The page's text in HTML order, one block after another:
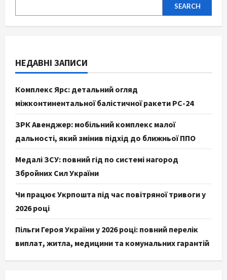
SEARCH
НЕДАВНІ ЗАПИСИ
Комплекс Ярс: детальний огляд
міжконтинентальної балістичної ракети РС-24
ЗРК Авенджер: мобільний комплекс малої
дальності, який змінив підхід до ближньої ППО
Медалі ЗСУ: повний гід по системі нагород
Збройних Сил України
Чи працює Укрпошта під час повітряної тривоги у
2026 році
Пільги Героя України у 2026 році: повний перелік
виплат, житла, медицини та комунальних гарантій